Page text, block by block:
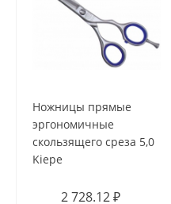
Ножницы прямые
эргономичные
скользящего среза 5,0
Kiepe
2 728.12 ₽